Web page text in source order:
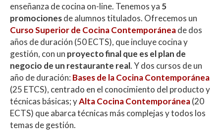
enseñanza de cocina on-line. Tenemos ya 5
promocionesde alumnos titulados. Ofrecemos un
Curso Superior de Cocina Contemporáneade dos
años de duración (50 ECTS), que incluye cocina y
gestión, con un proyecto final que es el plan de
negocio de un restaurante real. Y dos cursos de un
año de duración: Bases de la Cocina Contemporánea
(25 ETCS), centrado en el conocimiento del producto y
técnicas básicas; yAlta Cocina Contemporánea(20
ECTS) que abarca técnicas más complejas y todos los
temas de gestión.